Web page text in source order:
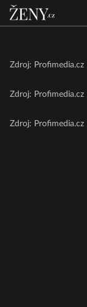
Zdroj: Profimedia.cz
Zdroj: Profimedia.cz
Zdroj: Profimedia.cz